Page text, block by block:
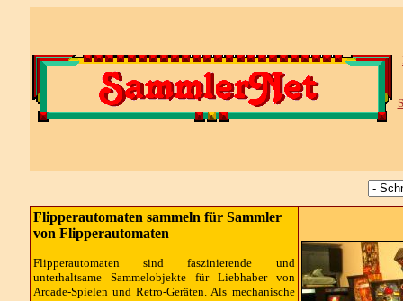
Flipperautomaten sammeln für Sammler
von Flipperautomaten
Flipperautomaten sind faszinierende und
unterhaltsame Sammelobjekte für Liebhaber von
Arcade-Spielen und Retro-Geräten. Als mechanische